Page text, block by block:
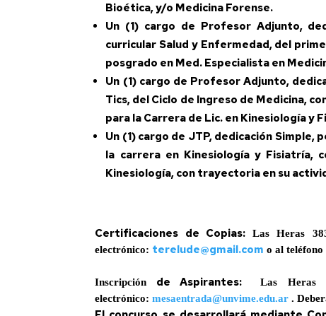
Bioética, y/o Medicina Forense.
Un (1) cargo de Profesor Adjunto,
curricular Salud y Enfermedad, del
posgrado en Med. Especialista en
Un (1) cargo de Profesor Adjunto,
Tics, del Ciclo de Ingreso de Medicina,
para la Carrera de Lic. en Kinesiología
Un (1) cargo de JTP, dedicación
la carrera en Kinesiología y Fisiatría,
Kinesiología, con trayectoria en su
Certificaciones de Copias: Las Heras
electrónico: terelude@gmail.com o al
Inscripción de Aspirantes: Las
electrónico:mesaentrada@unvime.edu.ar .